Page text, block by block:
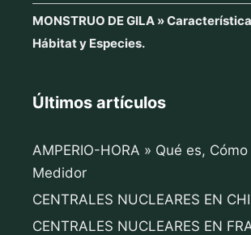
MONSTRUO DE GILA »
Hábitat y Especies.
Últimos artículos
AMPERIO-HORA » Qué es,
Medidor
CENTRALES NUCLEARES EN
CENTRALES NUCLEARES EN